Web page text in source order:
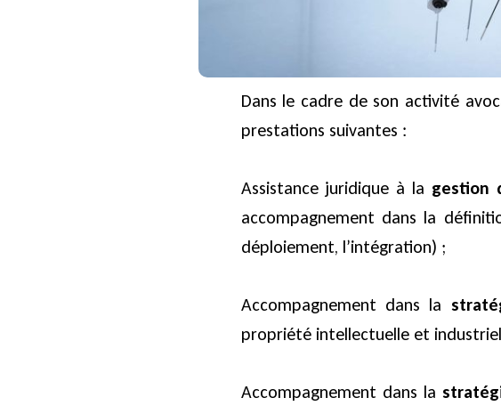
Dans le cadre de son activité
prestations suivantes :
Assistance juridique à la gestion
accompagnement dans la
déploiement, l’intégration) ;
Accompagnement dans la
propriété intellectuelle et
Accompagnement dans la